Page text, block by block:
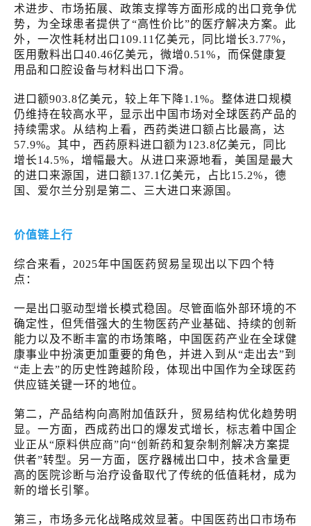
术进步、市场拓展、政策支撑等方面形成的出口竞争优
势，为全球患者提供了“高性价比”的医疗解决方案。此
外，一次性耗材出口109.11亿美元，同比增长3.77%，
医用敷料出口40.46亿美元，微增0.51%，而保健康复
用品和口腔设备与材料出口下滑。
进口额903.8亿美元，较上年下降1.1%。整体进口规模
仍维持在较高水平，显示出中国市场对全球医药产品的
持续需求。从结构上看，西药类进口额占比最高，达
57.9%。其中，西药原料进口额为123.8亿美元，同比
增长14.5%，增幅最大。从进口来源地看，美国是最大
的进口来源国，进口额137.1亿美元，占比15.2%，德
国、爱尔兰分别是第二、三大进口来源国。
价值链上行
综合来看，2025年中国医药贸易呈现出以下四个特
点：
一是出口驱动型增长模式稳固。尽管面临外部环境的不
确定性，但凭借强大的生物医药产业基础、持续的创新
能力以及不断丰富的市场策略，中国医药产业在全球健
康事业中扮演更加重要的角色，并进入到从“走出去”到
“走上去”的历史性跨越阶段，体现出中国作为全球医药
供应链关键一环的地位。
第二，产品结构向高附加值跃升，贸易结构优化趋势明
显。一方面，西成药出口的爆发式增长，标志着中国企
业正从“原料供应商”向“创新药和复杂制剂解决方案提
供者”转型。另一方面，医疗器械出口中，技术含量更
高的医院诊断与治疗设备取代了传统的低值耗材，成为
新的增长引擎。
第三，市场多元化战略成效显著。中国医药出口市场布